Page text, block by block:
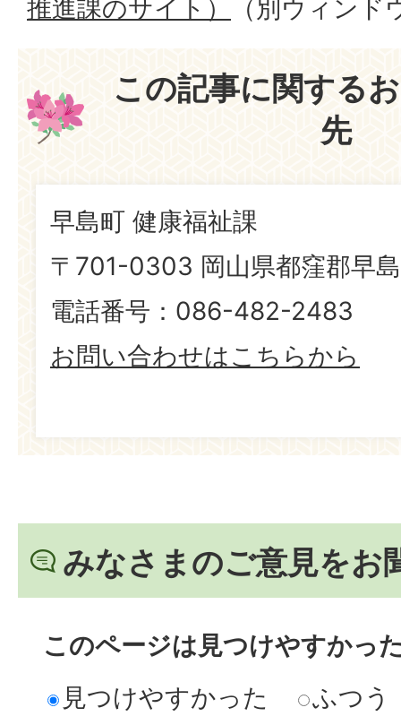
推進課のサイト）
（別ウィンド
この記事に関する
先
早島町 健康福祉課
〒701-0303 岡山県都窪郡早
電話番号：086-482-2483
お問い合わせはこちらから
みなさまのご意見をお
このページは見つけやすかっ
見つけやすかった
ふつう